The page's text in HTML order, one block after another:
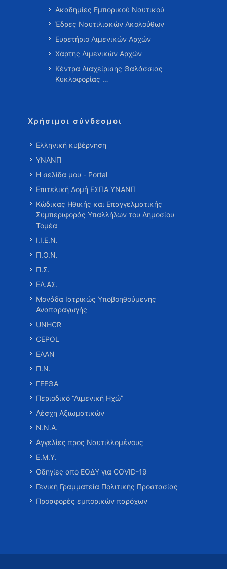
Ακαδημίες Εμπορικού Ναυτικού
Έδρες Ναυτιλιακών Ακολούθων
Ευρετήριο Λιμενικών Αρχών
Χάρτης Λιμενικών Αρχών
Κέντρα Διαχείρισης Θαλάσσιας
Κυκλοφορίας …
Χρήσιμοι σύνδεσμοι
Ελληνική κυβέρνηση
ΥΝΑΝΠ
Η σελίδα μου - Portal
Επιτελική Δομή ΕΣΠΑ ΥΝΑΝΠ
Κώδικας Ηθικής και Επαγγελματικής
Συμπεριφοράς Υπαλλήλων του Δημοσίου
Τομέα
Ι.Ι.Ε.Ν.
Π.Ο.Ν.
Π.Σ.
ΕΛ.ΑΣ.
Μονάδα Ιατρικώς Υποβοηθούμενης
Αναπαραγωγής
UNHCR
CEPOL
ΕΑΑΝ
Π.Ν.
ΓΕΕΘΑ
Περιοδικό “Λιμενική Ηχώ”
Λέσχη Αξιωματικών
Ν.Ν.Α.
Αγγελίες προς Ναυτιλλομένους
Ε.Μ.Υ.
Οδηγίες από ΕΟΔΥ για COVID-19
Γενική Γραμματεία Πολιτικής Προστασίας
Προσφορές εμπορικών παρόχων